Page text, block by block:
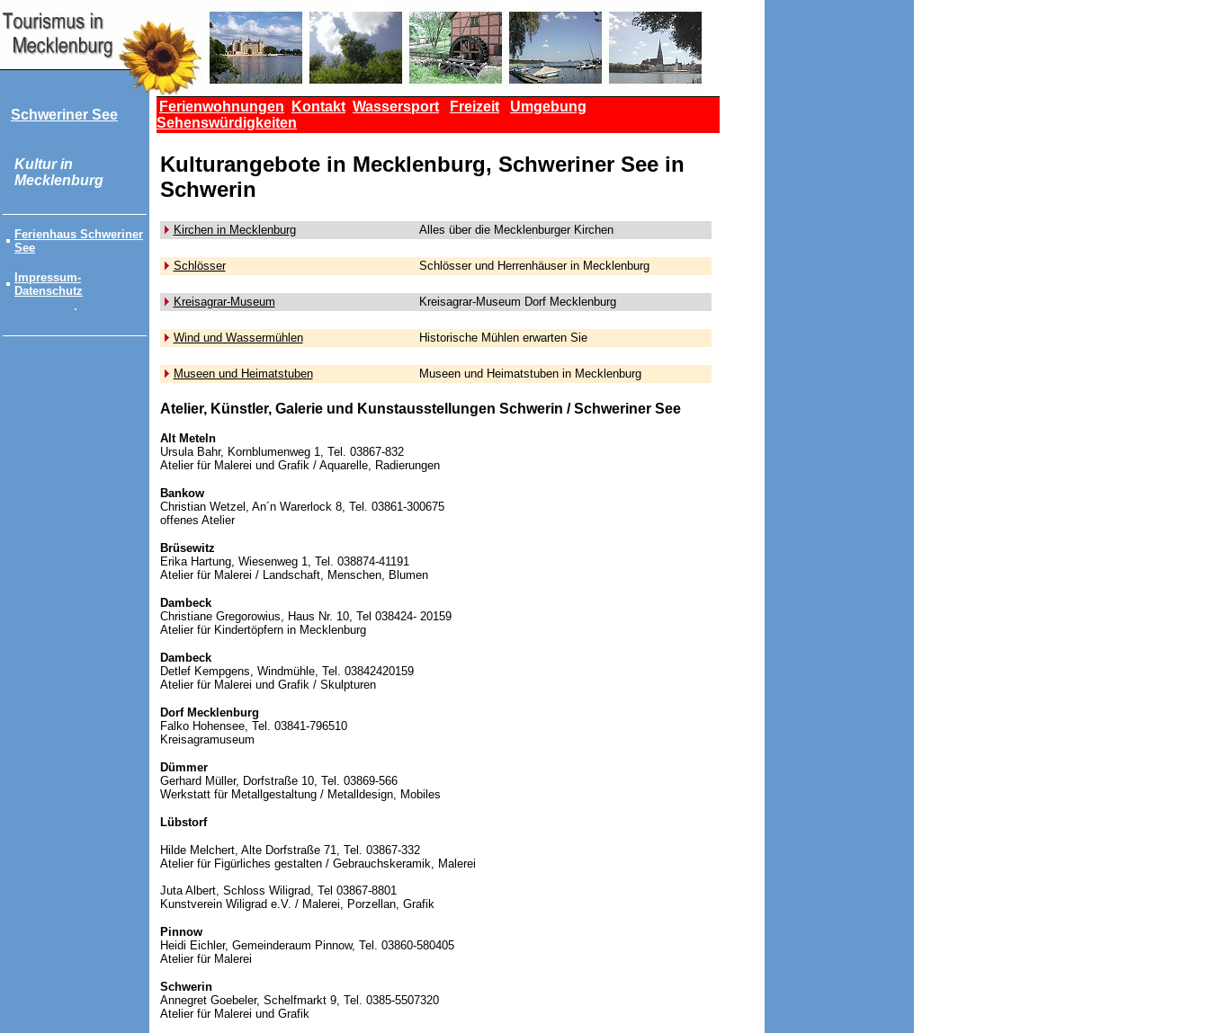
Schweriner See
Ferienwohnungen Kontakt Wassersport Freizeit
Umgebung
Sehenswürdigkeiten
Kultur in
Mecklenburg
Ferienhaus Schweriner
See
Impressum-
Datenschutz
.
Kulturangebote in Mecklenburg, Schweriner See in
Schwerin
Kirchen in Mecklenburg Alles über die Mecklenburger Kirchen
Schlösser Schlösser und Herrenhäuser in Mecklenburg
Kreisagrar-Museum Kreisagrar-Museum Dorf Mecklenburg
Wind und Wassermühlen Historische Mühlen erwarten Sie
Museen und Heimatstuben Museen und Heimatstuben in Mecklenburg
Atelier, Künstler, Galerie und Kunstausstellungen Schwerin / Schweriner See
Alt Meteln
Ursula Bahr, Kornblumenweg 1, Tel. 03867-832
Atelier für Malerei und Grafik / Aquarelle, Radierungen
Bankow
Christian Wetzel, An´n Warerlock 8, Tel. 03861-300675
offenes Atelier
Brüsewitz
Erika Hartung, Wiesenweg 1, Tel. 038874-41191
Atelier für Malerei / Landschaft, Menschen, Blumen
Dambeck
Christiane Gregorowius, Haus Nr. 10, Tel 038424- 20159
Atelier für Kindertöpfern in Mecklenburg
Dambeck
Detlef Kempgens, Windmühle, Tel. 03842420159
Atelier für Malerei und Grafik / Skulpturen
Dorf Mecklenburg
Falko Hohensee, Tel. 03841-796510
Kreisagramuseum
Dümmer
Gerhard Müller, Dorfstraße 10, Tel. 03869-566
Werkstatt für Metallgestaltung / Metalldesign, Mobiles
Lübstorf
Hilde Melchert, Alte Dorfstraße 71, Tel. 03867-332
Atelier für Figürliches gestalten / Gebrauchskeramik, Malerei
Juta Albert, Schloss Wiligrad, Tel 03867-8801
Kunstverein Wiligrad e.V. / Malerei, Porzellan, Grafik
Pinnow
Heidi Eichler, Gemeinderaum Pinnow, Tel. 03860-580405
Atelier für Malerei
Schwerin
Annegret Goebeler, Schelfmarkt 9, Tel. 0385-5507320
Atelier für Malerei und Grafik